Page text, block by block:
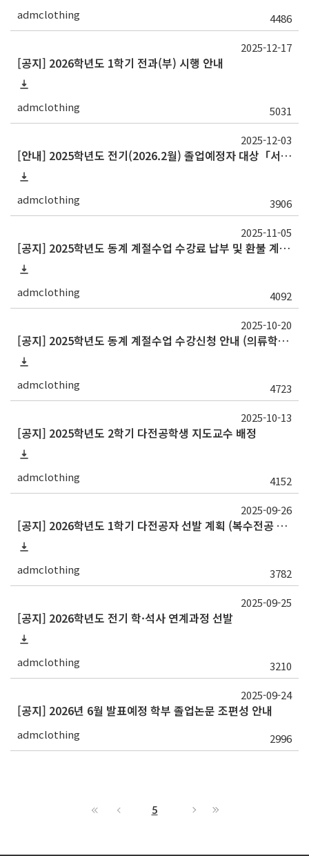
admclothing 4486
[공지] 2026학년도 1학기 전과(부) 시행 안내
admclothing 5031
2025-12-17
[안내] 2025학년도 전기(2026.2월) 졸업예정자 대상「서울대학교 교과인증과정」이수 신청 안내
admclothing 3906
2025-12-03
[공지] 2025학년도 동계 계절수업 수강료 납부 및 환불 계획 안내
admclothing 4092
2025-11-05
[공지] 2025학년도 동계 계절수업 수강신청 안내 (의류학과 개설과목x)
admclothing 4723
2025-10-20
[공지] 2025학년도 2학기 다전공학생 지도교수 배정
admclothing 4152
2025-10-13
[공지] 2026학년도 1학기 다전공자 선발 계획 (복수전공 10.13~17, 부전공 11.3~7)
admclothing 3782
2025-09-26
[공지] 2026학년도 전기 학·석사 연계과정 선발
admclothing 3210
2025-09-25
[공지] 2026년 6월 발표예정 학부 졸업논문 조편성 안내
admclothing 2996
2025-09-24
5